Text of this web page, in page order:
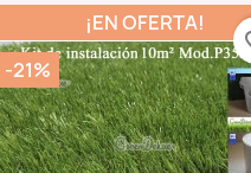
¡EN OFERTA!
-21%